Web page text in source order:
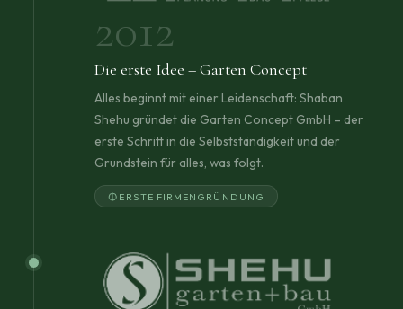
2012
Die erste Idee – Garten Concept
Alles beginnt mit einer Leidenschaft: Shaban
Shehu gründet die Garten Concept GmbH – der
erste Schritt in die Selbstständigkeit und der
Grundstein für alles, was folgt.
ERSTE FIRMENGRÜNDUNG